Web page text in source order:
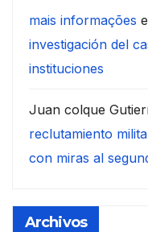
mais informações
investigación del
instituciones
Juan colque
reclutamiento
con miras al
Archivos